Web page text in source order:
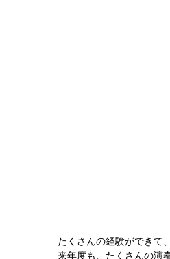
たくさんの経験ができて
来年度も、たくさんの演